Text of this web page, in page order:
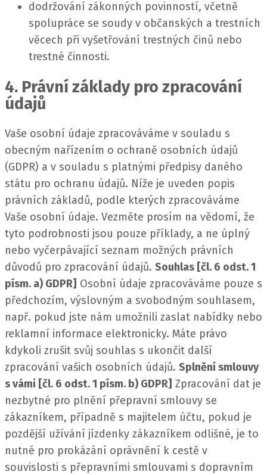
dodržování zákonných povinností, včetně
spolupráce se soudy v občanských a trestních
věcech při vyšetřování trestných činů nebo
trestné činnosti.
4. Právní základy pro zpracování
údajů
Vaše osobní údaje zpracováváme v souladu s
obecným nařízením o ochraně osobních údajů
(GDPR) a v souladu s platnými předpisy daného
státu pro ochranu údajů. Níže je uveden popis
právních základů, podle kterých zpracováváme
Vaše osobní údaje. Vezměte prosím na vědomí, že
tyto podrobnosti jsou pouze příklady, a ne úplný
nebo vyčerpávající seznam možných právních
důvodů pro zpracování údajů. Souhlas [čl. 6 odst. 1
písm. a) GDPR] Osobní údaje zpracováváme pouze s
předchozím, výslovným a svobodným souhlasem,
např. pokud jste nám umožnili zaslat nabídky nebo
reklamní informace elektronicky. Máte právo
kdykoli zrušit svůj souhlas s ukončit další
zpracování vašich osobních údajů. Splnění smlouvy
s vámi [čl. 6 odst. 1 písm. b) GDPR] Zpracování dat je
nezbytné pro plnění přepravní smlouvy se
zákazníkem, případně s majitelem účtu, pokud je
pozdější užívání jízdenky zákazníkem odlišné, je to
nutné pro prokázání oprávnění k cestě v
souvislosti s přepravními smlouvami s dopravním